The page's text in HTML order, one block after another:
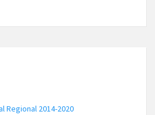
Regional 2014-2020